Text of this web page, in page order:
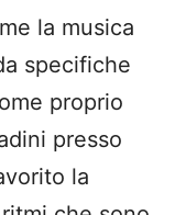
quindi,
musica e
con